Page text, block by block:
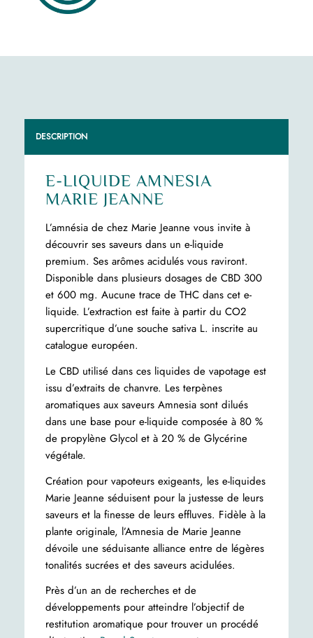
DESCRIPTION
E-LIQUIDE AMNESIA
MARIE JEANNE
L’amnésia de chez Marie Jeanne vous invite à
découvrir ses saveurs dans un e-liquide
premium. Ses arômes acidulés vous raviront.
Disponible dans plusieurs dosages de CBD 300
et 600 mg. Aucune trace de THC dans cet e-
liquide. L’extraction est faite à partir du CO2
supercritique d’une souche sativa L. inscrite au
catalogue européen.
Le CBD utilisé dans ces liquides de vapotage est
issu d’extraits de chanvre. Les terpènes
aromatiques aux saveurs Amnesia sont dilués
dans une base pour e-liquide composée à 80 %
de propylène Glycol et à 20 % de Glycérine
végétale.
Création pour vapoteurs exigeants, les e-liquides
Marie Jeanne séduisent pour la justesse de leurs
saveurs et la finesse de leurs effluves. Fidèle à la
plante originale, l’Amnesia de Marie Jeanne
dévoile une séduisante alliance entre de légères
tonalités sucrées et des saveurs acidulées.
Près d’un an de recherches et de
développements pour atteindre l’objectif de
restitution aromatique pour trouver un procédé